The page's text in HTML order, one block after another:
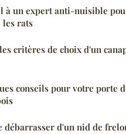
à un expert anti-nuisible
les rats
critères de choix d'un
conseils pour votre porte
débarrasser d'un nid de